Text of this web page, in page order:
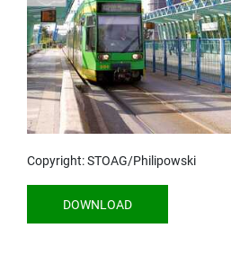
Copyright: STOAG/Philipowski
DOWNLOAD